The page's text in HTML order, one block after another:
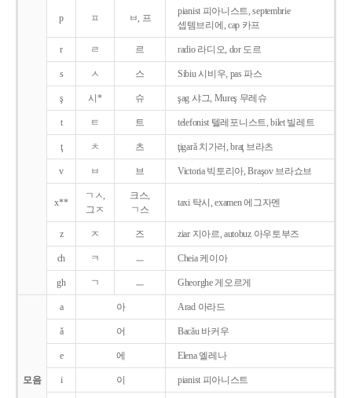
p ㅍ ㅂ, 프
pianist 피아니스트, septembrie
셉템브리에, cap 카프
r ㄹ 르 radio 라디오, dor 도르
s ㅅ 스 Sibiu 시비우, pas 파스
ş 시* 슈 şag 샤그, Mureş 무레슈
t ㅌ 트 telefonist 텔레포니스트, bilet 빌레트
ţ ㅊ 츠 ţigarǎ 치가러, braţ 브라츠
v ㅂ 브 Victoria 빅토리아, Braşov 브라쇼브
x**
ㄱㅅ,
그ㅈ
크스,
ㄱ스
taxi 탁시, examen 에그자멘
z ㅈ 즈 ziar 지아르, autobuz 아우토부즈
ch ㅋ ㅡ Cheia 케이아
gh ㄱ ㅡ Gheorghe 게오르게
모음
a 아 Arad 아라드
ǎ 어 Bacǎu 바커우
e 에 Elena 엘레나
i 이 pianist 피아니스트